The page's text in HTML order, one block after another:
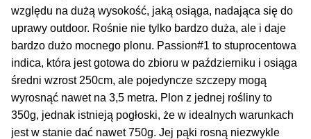
GRATIS
PROMOCJA 500 Plus
Harmonogram Outdoor
Formy i Koszt Wysyłki
względu na dużą wysokość, jaką osiąga, nadająca się do
uprawy outdoor. Rośnie nie tylko bardzo duża, ale i daje
bardzo dużo mocnego plonu. Passion#1 to stuprocentowa
indica, która jest gotowa do zbioru w październiku i osiąga
średni wzrost 250cm, ale pojedyncze szczepy mogą
wyrosnąć nawet na 3,5 metra. Plon z jednej rośliny to
350g, jednak istnieją pogłoski, że w idealnych warunkach
jest w stanie dać nawet 750g. Jej pąki rosną niezwykle